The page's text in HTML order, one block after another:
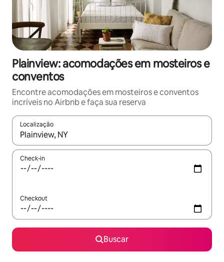
Plainview: acomodações em mosteiros e
conventos
Encontre acomodações em mosteiros e conventos
incríveis no Airbnb e faça sua reserva
Localização
Quando os resultados estiverem disponíveis, explore-os
Check-in
Checkout
Buscar